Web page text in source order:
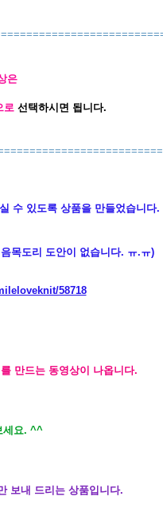
은
로 선택하시면 됩니다.
수 있도록 상품을 만들었습니다.
목도리 도안이 없습니다. ㅠ.ㅠ)
58718
만드는 동영상이 나옵니다.
세요. ^^
보내 드리는 상품입니다.